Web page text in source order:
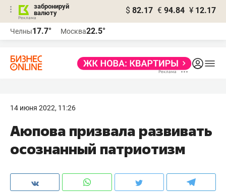
забронируй
валюту
$ 82.17 € 94.84 ¥ 12.17
Челны17.7° Москва22.5°
14 июня 2022, 11:26
Аюпова призвала развивать
осознанный патриотизм